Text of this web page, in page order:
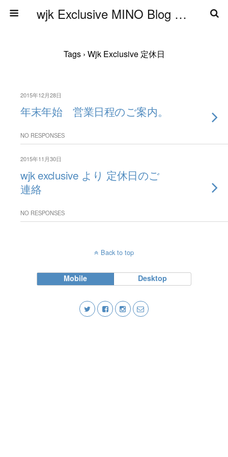
wjk Exclusive MINO Blog ブログ
Tags › Wjk Exclusive 定休日
2015年12月28日
年末年始 営業日程のご案内。
NO RESPONSES
2015年11月30日
wjk exclusive より 定休日のご
連絡
NO RESPONSES
Back to top
Mobile Desktop